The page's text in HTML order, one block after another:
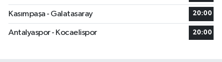
Kasımpaşa - Galatasaray 20:00
Antalyaspor - Kocaelispor 20:00